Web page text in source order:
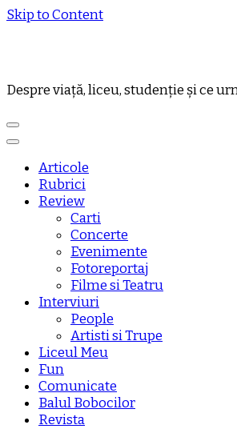
Skip to Content
Despre viață, liceu, studenție și ce
Articole
Rubrici
Review
Carti
Concerte
Evenimente
Fotoreportaj
Filme si Teatru
Interviuri
People
Artisti si Trupe
Liceul Meu
Fun
Comunicate
Balul Bobocilor
Revista